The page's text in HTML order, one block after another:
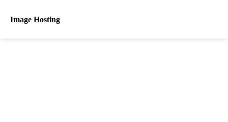
Image Hosting